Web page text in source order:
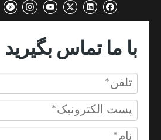
با ما تماس بگیرید